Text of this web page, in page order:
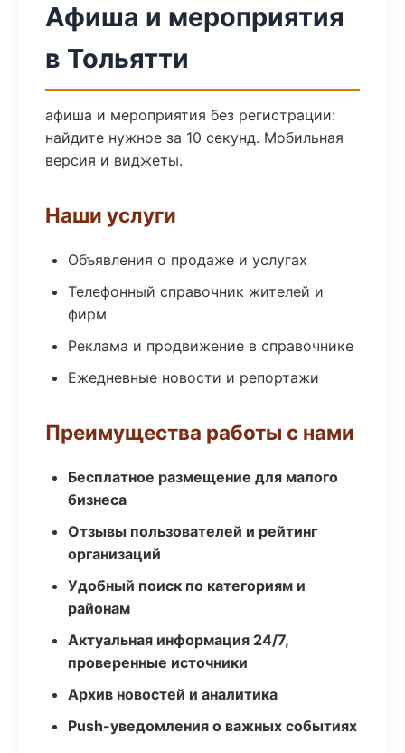
Афиша и мероприятия
в Тольятти
афиша и мероприятия без регистрации:
найдите нужное за 10 секунд. Мобильная
версия и виджеты.
Наши услуги
Объявления о продаже и услугах
Телефонный справочник жителей и
фирм
Реклама и продвижение в справочнике
Ежедневные новости и репортажи
Преимущества работы с нами
Бесплатное размещение для малого
бизнеса
Отзывы пользователей и рейтинг
организаций
Удобный поиск по категориям и
районам
Актуальная информация 24/7,
проверенные источники
Архив новостей и аналитика
Push-уведомления о важных событиях